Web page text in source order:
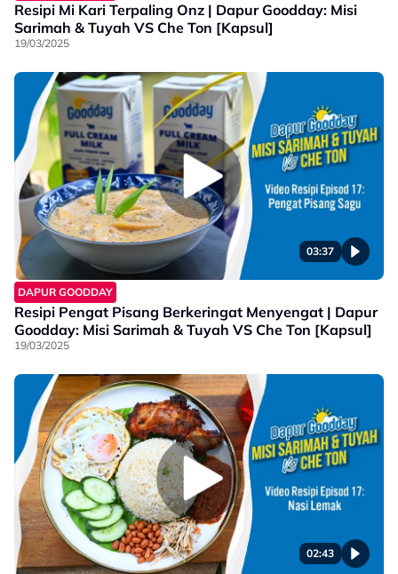
Resipi Mi Kari Terpaling Onz | Dapur Goodday: Misi
Sarimah & Tuyah VS Che Ton [Kapsul]
19/03/2025
03:37
DAPUR GOODDAY
Resipi Pengat Pisang Berkeringat Menyengat | Dapur
Goodday: Misi Sarimah & Tuyah VS Che Ton [Kapsul]
19/03/2025
02:43